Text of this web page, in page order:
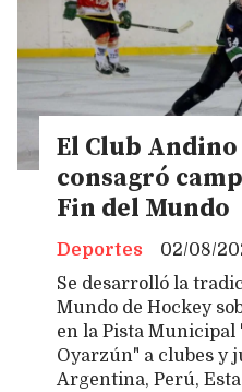
El Club Andino
consagró
Fin del Mundo
Deportes
02/08/
Se desarrolló la
Mundo de Hockey
en la Pista Municipal
Oyarzún" a clubes y
Argentina, Perú,